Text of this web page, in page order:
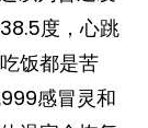
度，心跳
饭都是苦
感冒灵和